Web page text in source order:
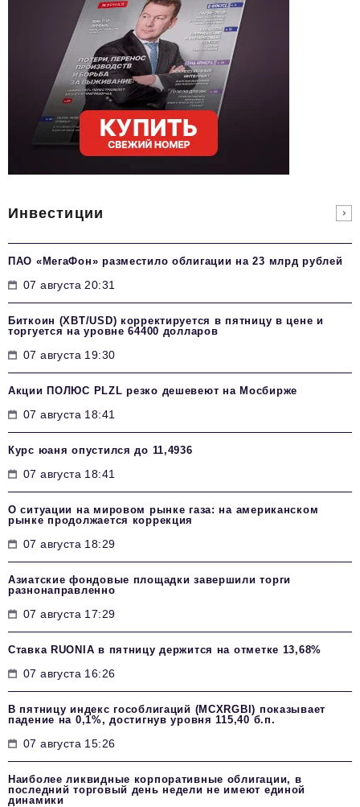
Инвестиции
ПАО «МегаФон» разместило облигации на 23 млрд рублей
07 августа 20:31
Биткоин (XBT/USD) корректируется в пятницу в цене и
торгуется на уровне 64400 долларов
07 августа 19:30
Акции ПОЛЮС PLZL резко дешевеют на Мосбирже
07 августа 18:41
Курс юаня опустился до 11,4936
07 августа 18:41
О ситуации на мировом рынке газа: на американском
рынке продолжается коррекция
07 августа 18:29
Азиатские фондовые площадки завершили торги
разнонаправленно
07 августа 17:29
Ставка RUONIA в пятницу держится на отметке 13,68%
07 августа 16:26
В пятницу индекс гособлигаций (MCXRGBI) показывает
падение на 0,1%, достигнув уровня 115,40 б.п.
07 августа 15:26
Наиболее ликвидные корпоративные облигации, в
последний торговый день недели не имеют единой
динамики